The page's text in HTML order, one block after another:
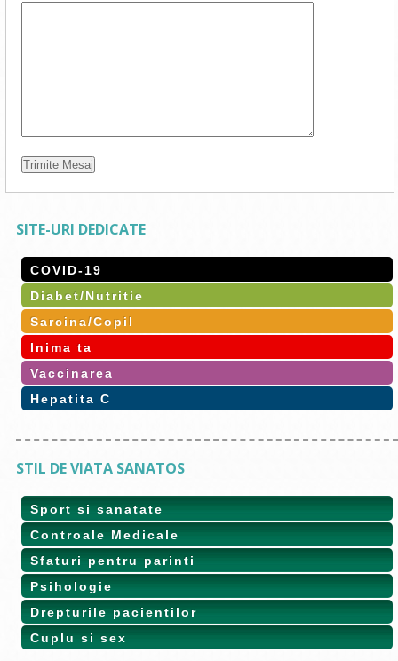
SITE-URI DEDICATE
COVID-19
Diabet/Nutritie
Sarcina/Copil
Inima ta
Vaccinarea
Hepatita C
STIL DE VIATA SANATOS
Sport si sanatate
Controale Medicale
Sfaturi pentru parinti
Psihologie
Drepturile pacientilor
Cuplu si sex